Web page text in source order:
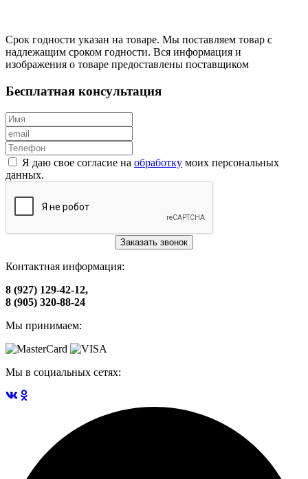
Срок годности указан на товаре. Мы поставляем товар с
надлежащим сроком годности. Вся информация и
изображения о товаре предоставлены поставщиком
Бесплатная консультация
Я даю свое согласие на обработку моих персональных
данных.
Заказать звонок
Контактная информация:
8 (927) 129-42-12,
8 (905) 320-88-24
Мы принимаем:
Мы в социальных сетях: